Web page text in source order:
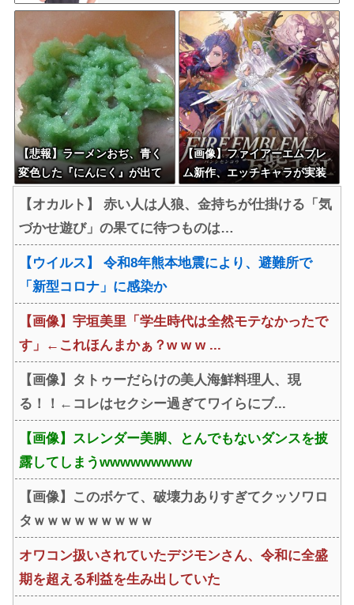
気にしてる奴なんておらんよな？よ
な？w w w w w w w w w w w
【悲報】ラーメンおぢ、青く
変色した『にんにく』が出て
【画像】ファイアーエムブレ
ム新作、エッチキャラが実装
【オカルト】 赤い人は人狼、金持ちが仕掛ける「気
づかせ遊び」の果てに待つものは…
【ウイルス】 令和8年熊本地震により、避難所で
「新型コロナ」に感染か
【画像】宇垣美里「学生時代は全然モテなかったで
す」←これほんまかぁ？w w w ...
【画像】タトゥーだらけの美人海鮮料理人、現
る！！←コレはセクシー過ぎてワイらにブ...
【画像】スレンダー美脚、とんでもないダンスを披
露してしまうwwwwwwwww
【画像】このボケて、破壊力ありすぎてクッソワロ
タｗｗｗｗｗｗｗｗｗ
オワコン扱いされていたデジモンさん、令和に全盛
期を超える利益を生み出していた